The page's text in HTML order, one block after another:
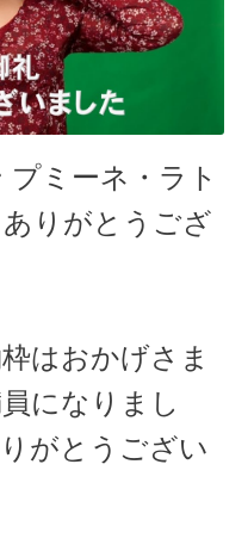
プミーネ・ラト
りがとうござ
はおかげさま
になりまし
がとうござい